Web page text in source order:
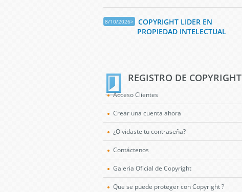
8/10/2026>
COPYRIGHT LIDER EN
PROPIEDAD INTELECTUAL
REGISTRO DE COPYRIGHT
Acceso Clientes
Crear una cuenta ahora
¿Olvidaste tu contraseña?
Contáctenos
Galeria Oficial de Copyright
Que se puede proteger con Copyright ?